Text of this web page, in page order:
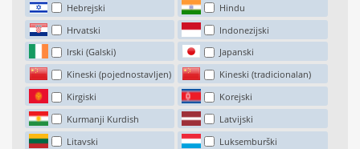
Hebrejski
Hindu
Hrvatski
Indonezijski
Irski (Galski)
Japanski
Kineski (pojednostavljen)
Kineski (tradicionalan)
Kirgiski
Korejski
Kurmanji Kurdish
Latvijski
Litavski
Luksemburški